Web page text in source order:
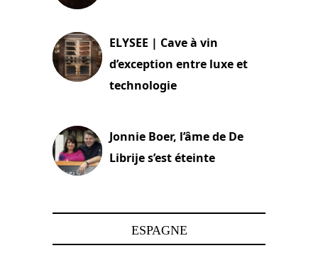
ELYSEE | Cave à vin
d’exception entre luxe et
technologie
Jonnie Boer, l’âme de De
Librije s’est éteinte
ESPAGNE